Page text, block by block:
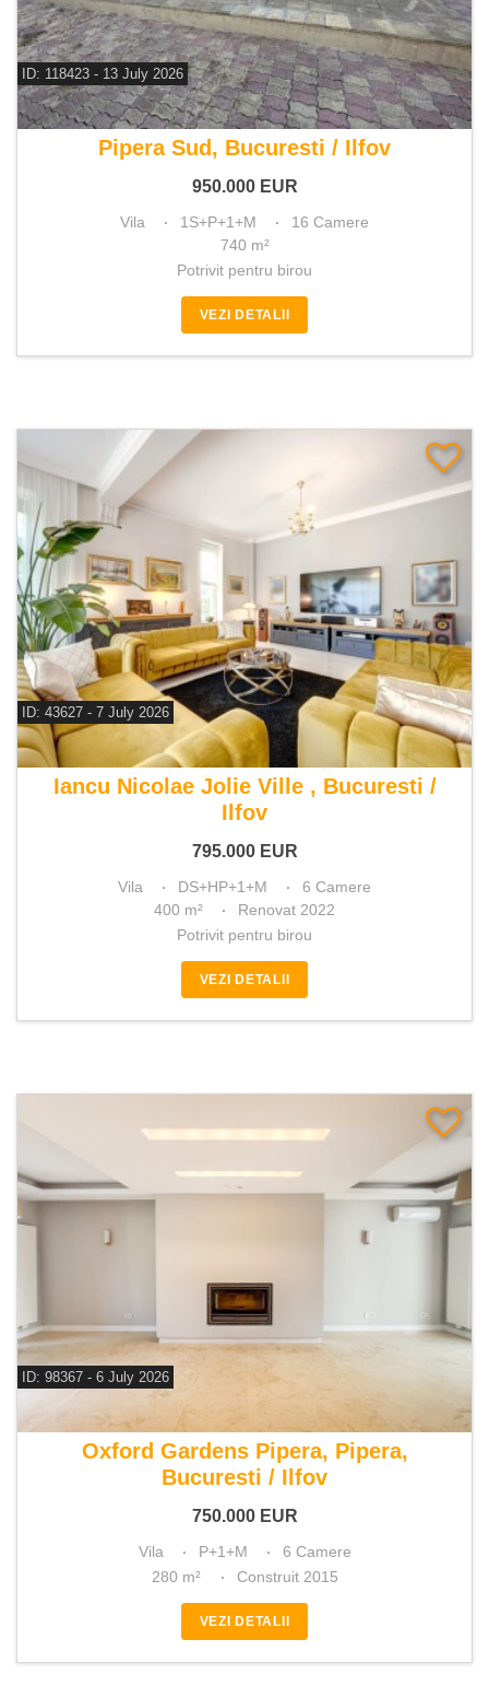
ID: 118423 - 13 July 2026
De vanzare vila 16 camere
Pipera Sud, Bucuresti / Ilfov
950.000 EUR
Vila 1S+P+1+M
16 Camere
740 m²
Potrivit pentru birou
VEZI DETALII
ID: 43627 - 7 July 2026
De vanzare vila 6 camere
Iancu Nicolae Jolie Ville , Bucuresti /
Ilfov
795.000 EUR
Vila DS+HP+1+M
6 Camere
400 m²
Renovat 2022
Potrivit pentru birou
VEZI DETALII
ID: 98367 - 6 July 2026
De vanzare vila 6 camere
Oxford Gardens Pipera, Pipera,
Bucuresti / Ilfov
750.000 EUR
Vila P+1+M
6 Camere
280 m²
Construit 2015
VEZI DETALII